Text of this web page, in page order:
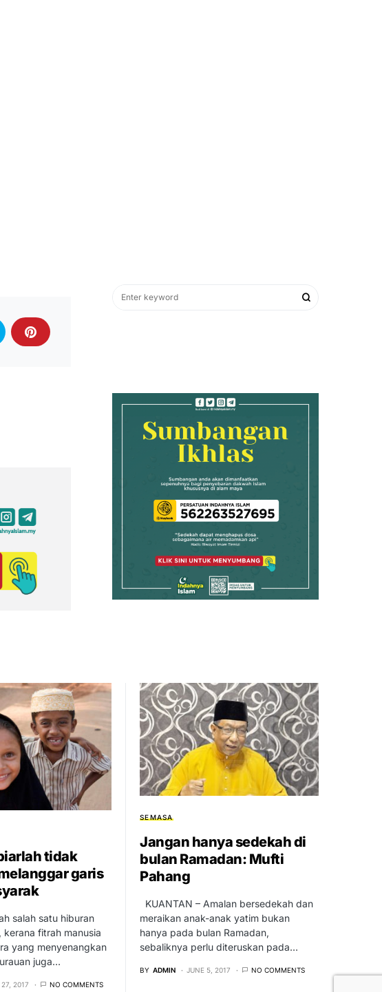
tidak
garis
salah satu hiburan
kerana fitrah manusia
yang menyenangkan
juga…
27, 2017 NO COMMENTS
SEMASA
Jangan hanya sedekah di
bulan Ramadan: Mufti
Pahang
KUANTAN – Amalan bersedekah dan
meraikan anak-anak yatim bukan
hanya pada bulan Ramadan,
sebaliknya perlu diteruskan pada…
BY ADMIN JUNE 5, 2017 NO COMMENTS